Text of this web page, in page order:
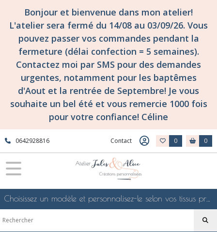
Bonjour et bienvenue dans mon atelier!
L'atelier sera fermé du 14/08 au 03/09/26. Vous
pouvez passer vos commandes pendant la
fermeture (délai confection = 5 semaines).
Contactez moi par SMS pour des demandes
urgentes, notamment pour les baptêmes
d'Aout et la rentrée de Septembre! Je vous
souhaite un bel été et vous remercie 1000 fois
pour votre confiance! Céline
0642928816 Contact 0 0
Choisissez un modèle et personnalisez-le selon vos tissus préférés de mes collections en ligne, je le confectionnerai selon vos souhaits